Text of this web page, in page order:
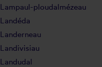
Lampaul-ploudalmézeau
Landéda
Landerneau
Landivisiau
Landudal